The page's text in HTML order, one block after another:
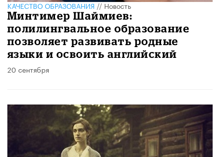
КАЧЕСТВО ОБРАЗОВАНИЯ//Новость
Минтимер Шаймиев:
полилингвальное образование
позволяет развивать родные
языки и освоить английский
20 сентября